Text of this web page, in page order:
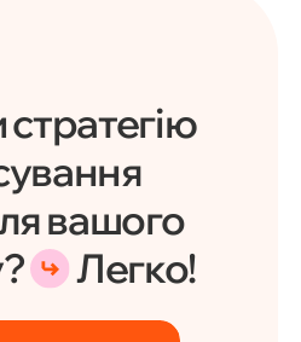
вашого
Легко!